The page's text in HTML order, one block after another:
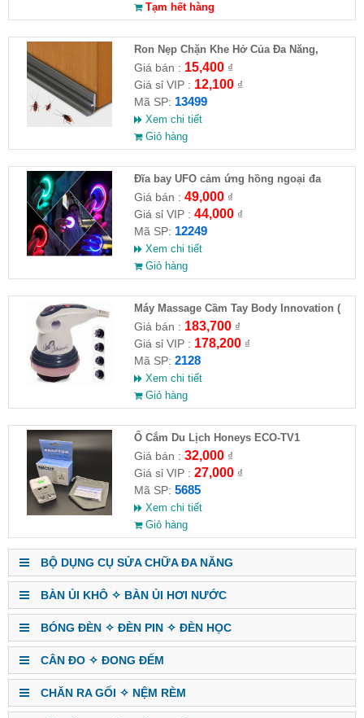
Tạm hết hàng
Ron Nẹp Chặn Khe Hở Của Đa Năng,
Chống Côn Trùng( HĐ )
Giá bán : 15,400₫
Giá sỉ VIP : 12,100₫
Mã SP: 13499
Xem chi tiết
Giỏ hàng
Đĩa bay UFO cảm ứng hồng ngoại đa
chiều tự động bay về
Giá bán : 49,000₫
Giá sỉ VIP : 44,000₫
Mã SP: 12249
Xem chi tiết
Giỏ hàng
Máy Massage Cầm Tay Body Innovation (
HĐ )
Giá bán : 183,700₫
Giá sỉ VIP : 178,200₫
Mã SP: 2128
Xem chi tiết
Giỏ hàng
Ổ Cắm Du Lịch Honeys ECO-TV1
Giá bán : 32,000₫
Giá sỉ VIP : 27,000₫
Mã SP: 5685
Xem chi tiết
Giỏ hàng
BỘ DỤNG CỤ SỬA CHỮA ĐA NĂNG
BÀN ỦI KHÔ ✧ BÀN ỦI HƠI NƯỚC
BÓNG ĐÈN ✧ ĐÈN PIN ✧ ĐÈN HỌC
CÂN ĐO ✧ ĐONG ĐẾM
CHĂN RA GỐI ✧ NỆM RÈM